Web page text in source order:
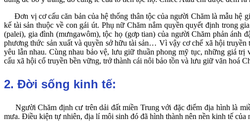
Đơn vị cơ cấu căn bản của hệ thống thân tộc của người Chăm là mẫu hệ
kế tài sản thuộc về con gái út. Phụ nữ Chăm nắm quyền quyết định trong
(palei), gia đình (mưngawôm), tộc họ (gơp tian) của người Chăm phản ánh
phương thức sản xuất và quyền sở hữu tài sản… Vì vậy cơ chế xã hội
yêu lẫn nhau. Cùng nhau bảo vệ, lưu giữ thuần phong mỹ tục, những giá
cấu xã hội cổ truyền bền vững, trở thành cái nôi bảo tồn và lưu giữ văn hoá
2. Đời sống kinh tế:
Người Chăm định cư trên dải đất miền Trung với đặc điểm địa hình là
mưa. Điều kiện tự nhiên, địa lí môi sinh đó đã hình thành nên nền kinh tế của